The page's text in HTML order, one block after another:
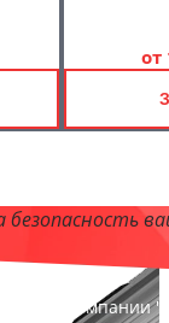
от
компании